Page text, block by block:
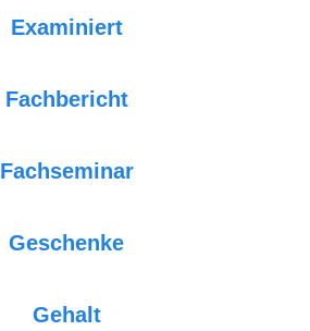
Examiniert
Fachbericht
Fachseminar
Geschenke
Gehalt